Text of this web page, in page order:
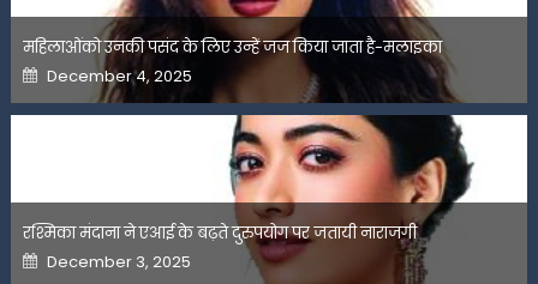
महिलाओंको उनकी पसंद के लिए उन्हें जज किया जाता है-मलाइका
Posted
on
December 4, 2025
रश्मिका मंदाना ने एआई के बढ़ते दुरुपयोग पर जतायी नाराजगी
Posted
on
December 3, 2025